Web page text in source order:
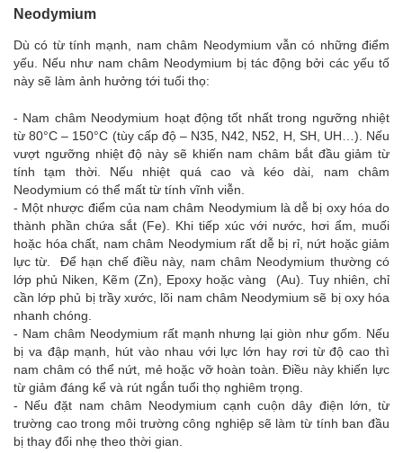
Neodymium
Dù có từ tính mạnh, nam châm Neodymium vẫn có những điểm
yếu. Nếu như nam châm Neodymium bị tác động bởi các yếu tố
này sẽ làm ảnh hưởng tới tuổi thọ:
- Nam châm Neodymium hoạt động tốt nhất trong ngưỡng nhiệt
từ 80°C – 150°C (tùy cấp độ – N35, N42, N52, H, SH, UH…). Nếu
vượt ngưỡng nhiệt độ này sẽ khiến nam châm bắt đầu giảm từ
tính tạm thời. Nếu nhiệt quá cao và kéo dài, nam châm
Neodymium có thể mất từ tính vĩnh viễn.
- Một nhược điểm của nam châm Neodymium là dễ bị oxy hóa do
thành phần chứa sắt (Fe). Khi tiếp xúc với nước, hơi ẩm, muối
hoặc hóa chất, nam châm Neodymium rất dễ bị rỉ, nứt hoặc giảm
lực từ. Để hạn chế điều này, nam châm Neodymium thường có
lớp phủ Niken, Kẽm (Zn), Epoxy hoặc vàng (Au). Tuy nhiên, chỉ
cần lớp phủ bị trầy xước, lõi nam châm Neodymium sẽ bị oxy hóa
nhanh chóng.
- Nam châm Neodymium rất mạnh nhưng lại giòn như gốm. Nếu
bị va đập mạnh, hút vào nhau với lực lớn hay rơi từ độ cao thì
nam châm có thể nứt, mẻ hoặc vỡ hoàn toàn. Điều này khiến lực
từ giảm đáng kể và rút ngắn tuổi thọ nghiêm trọng.
- Nếu đặt nam châm Neodymium cạnh cuộn dây điện lớn, từ
trường cao trong môi trường công nghiệp sẽ làm từ tính ban đầu
bị thay đổi nhẹ theo thời gian.